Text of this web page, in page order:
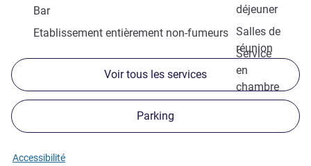
déjeuner
Bar
Salles de
réunion
Etablissement entièrement non-fumeurs
Service
en
chambre
Voir tous les services
Parking
Accessibilité